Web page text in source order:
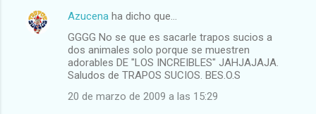
Azucena ha dicho que…
GGGG No se que es sacarle trapos sucios a
dos animales solo porque se muestren
adorables DE "LOS INCREIBLES" JAHJAJAJA.
Saludos de TRAPOS SUCIOS. BES.O.S
20 de marzo de 2009 a las 15:29